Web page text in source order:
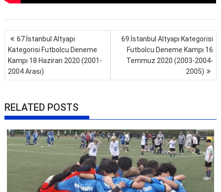
Yazı
gezinmesi
67.İstanbul Altyapı
Kategorisi Futbolcu Deneme
Kampı 18 Haziran 2020 (2001-
2004 Arası)
69.İstanbul Altyapı Kategorisi
Futbolcu Deneme Kampı 16
Temmuz 2020 (2003-2004-
2005)
RELATED POSTS